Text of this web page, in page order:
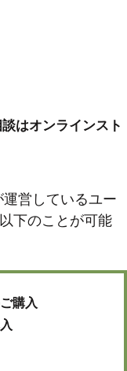
はオンラインスト
営しているユー
下のことが可能
購入